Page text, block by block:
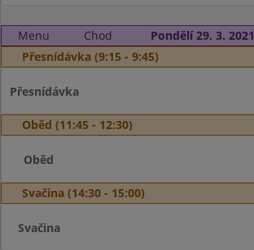
Menu Chod
Pondělí 29. 3. 2021
Přesnídávka (9:15 - 9:45)
Přesnídávka
Oběd (11:45 - 12:30)
Oběd
Svačina (14:30 - 15:00)
Svačina